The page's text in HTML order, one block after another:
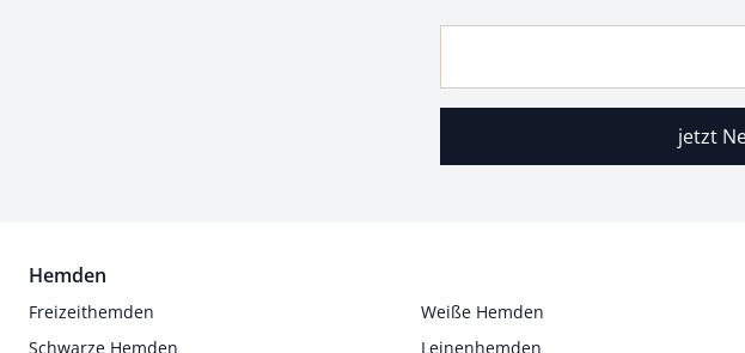
jetzt
Hemden
Freizeithemden
Weiße Hemden
Schwarze Hemden
Leinenhemden